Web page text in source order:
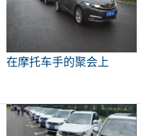
在摩托车手的聚会上